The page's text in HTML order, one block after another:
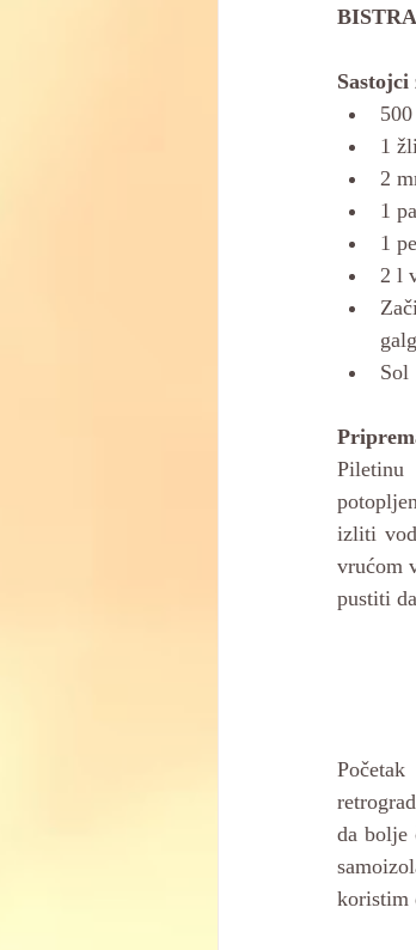
Sastojci
1
2
1
1
2 l
Sol
izliti
vrućom
pustiti
da bolje
koristim